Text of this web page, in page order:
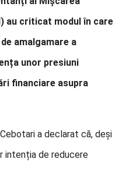
au criticat modul în care
amalgamare a
unor presiuni
financiare asupra
a declarat că, deși
intenția de reducere